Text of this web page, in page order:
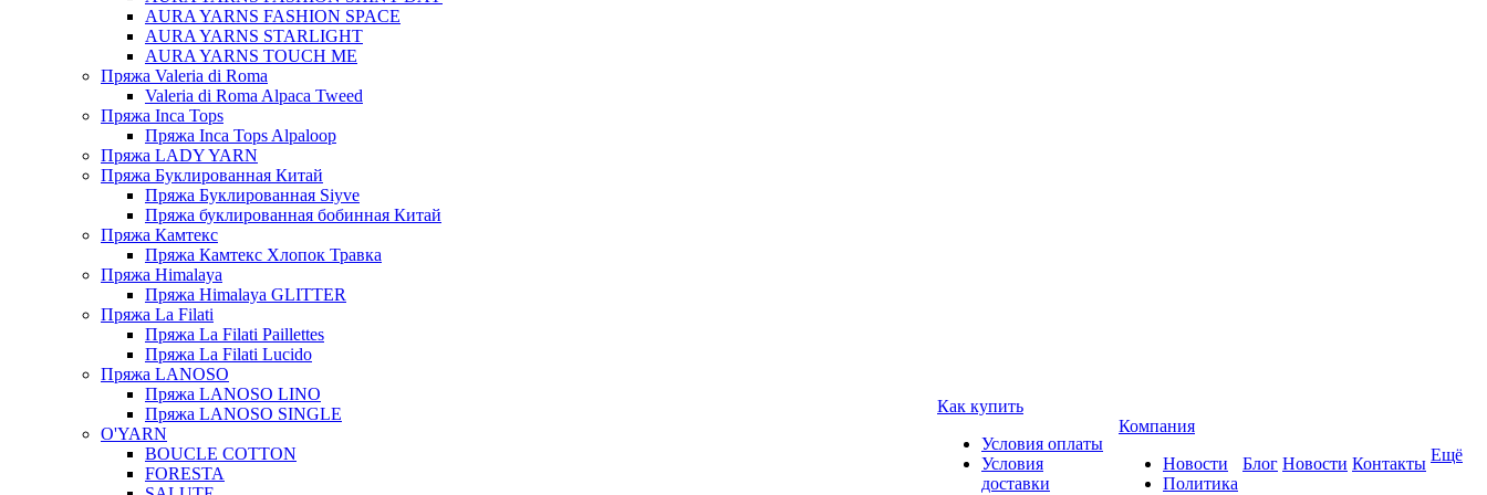
AURA YARNS FASHION SPACE
AURA YARNS STARLIGHT
AURA YARNS TOUCH ME
Пряжа Valeria di Roma
Valeria di Roma Alpaca Tweed
Пряжа Inca Tops
Пряжа Inca Tops Alpaloop
Пряжа LADY YARN
Пряжа Буклированная Китай
Пряжа Буклированная Siyve
Пряжа буклированная бобинная Китай
Пряжа Камтекс
Пряжа Камтекс Хлопок Травка
Пряжа Himalaya
Пряжа Himalaya GLITTER
Пряжа La Filati
Пряжа La Filati Paillettes
Пряжа La Filati Lucido
Пряжа LANOSO
Пряжа LANOSO LINO
Пряжа LANOSO SINGLE
O'YARN
BOUCLE COTTON
FORESTA
Как купить
Условия оплаты
Условия
доставки
Компания
Новости
Политика
Блог Новости Контакты Ещё